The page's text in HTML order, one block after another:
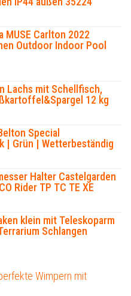
MUSE Carlton 2022
Outdoor Indoor Pool
Lachs mit Schellfisch,
12 kg
Special
| Grün | Wetterbeständig
Halter Castelgarden
Rider TP TC TE XE
klein mit Teleskoparm
Schlangen
Wimpern mit